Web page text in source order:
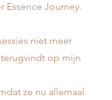
Essence Journey.
niet meer
op mijn
ze nu allemaal